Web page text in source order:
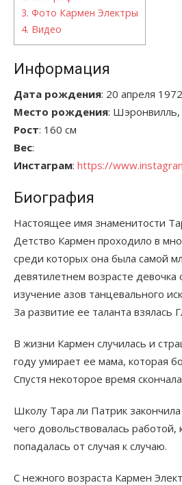
3. Фото Кармен Электры
4. Видео
Информация
Дата рождения: 20 апреля
Место рождения:
Рост: 160 см
Вес:
Инстаграм: https://
Биография
Настоящее имя знаменитости
Детство Кармен проходило в
среди которых она была самой
девятилетнем возрасте девочка
изучение азов танцевального
За развитие ее таланта взялась
В жизни Кармен случилась и
году умирает ее мама, которая
Спустя некоторое время
Школу Тара ли Патрик
чего довольствовалась работой,
попадалась от случая к случаю.
С нежного возраста Кармен